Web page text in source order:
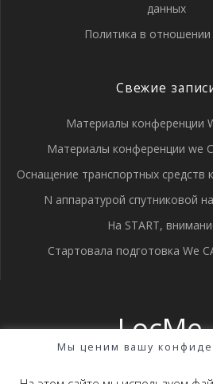
данных
Политика в отношении
Свежие
Материалы конференции
Материалы конференции we
Оснащение транспортных средств
N аппаратурой спутниковой
На START,
Стартовала подготовка We
Мы ценим вашу